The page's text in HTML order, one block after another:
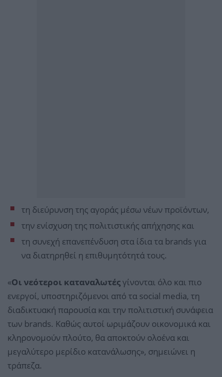
τη διεύρυνση της αγοράς μέσω νέων προϊόντων,
την ενίσχυση της πολιτιστικής απήχησης και
τη συνεχή επανεπένδυση στα ίδια τα brands για
να διατηρηθεί η επιθυμητότητά τους.
«Οι νεότεροι καταναλωτέςγίνονται όλο και πιο
ενεργοί, υποστηριζόμενοι από τα social media, τη
διαδικτυακή παρουσία και την πολιτιστική συνάφεια
των brands. Καθώς αυτοί ωριμάζουν οικονομικά και
κληρονομούν πλούτο, θα αποκτούν ολοένα και
μεγαλύτερο μερίδιο κατανάλωσης», σημειώνει η
τράπεζα.